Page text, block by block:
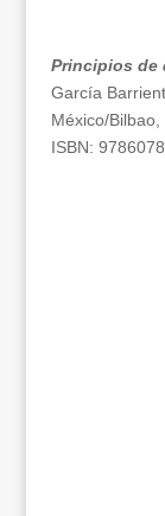
Principios de
García
México/
ISBN: